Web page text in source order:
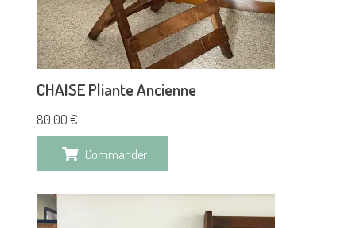
CHAISE Pliante Ancienne
80,00 €
Commander